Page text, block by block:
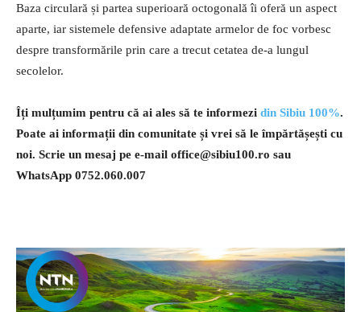
Baza circulară și partea superioară octogonală îi oferă un aspect
aparte, iar sistemele defensive adaptate armelor de foc vorbesc
despre transformările prin care a trecut cetatea de-a lungul
secolelor.
Îți mulțumim pentru că ai ales să te informezi din Sibiu 100%.
Poate ai informații din comunitate și vrei să le împărtășești cu
noi. Scrie un mesaj pe e-mail office@sibiu100.ro sau
WhatsApp 0752.060.007